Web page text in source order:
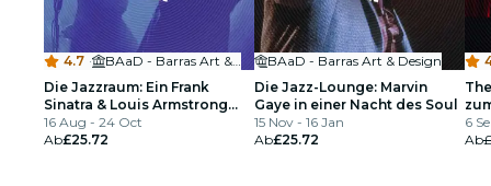
4.7 ·
BAaD - Barras Art & Design
Die Jazzraum: Ein Frank
Sinatra & Louis Armstrong
Tribut
16 Aug - 24 Oct
Ab£25.72
BAaD - Barras Art & Design
Die Jazz-Lounge: Marvin
Gaye in einer Nacht des Soul
15 Nov - 16 Jan
Ab£25.72
6
Ab